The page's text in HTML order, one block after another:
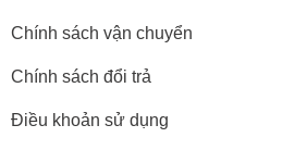
Chính sách vận chuyển
Chính sách đổi trả
Điều khoản sử dụng